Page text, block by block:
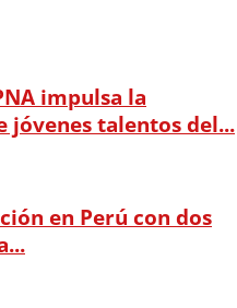
impulsa la
talentos del...
en Perú con dos